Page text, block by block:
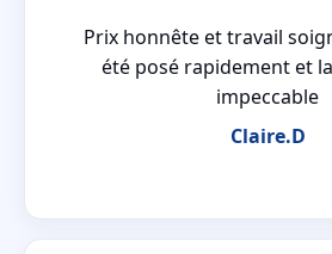
Prix honnête et travail
été posé rapidement et
impeccable
Claire.D